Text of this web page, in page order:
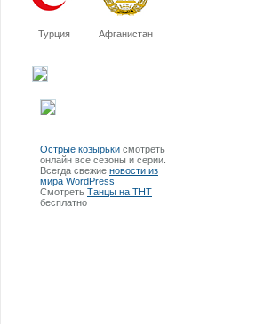
Турция Афганистан
Острые козырьки смотреть
онлайн все сезоны и серии.
Всегда свежие новости из
мира WordPress
Смотреть Танцы на ТНТ
бесплатно